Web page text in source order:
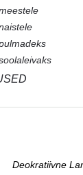
Deokratiivne